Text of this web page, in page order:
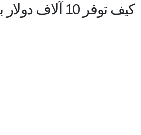
كيف توفر 10 آلاف دولار بسرعة